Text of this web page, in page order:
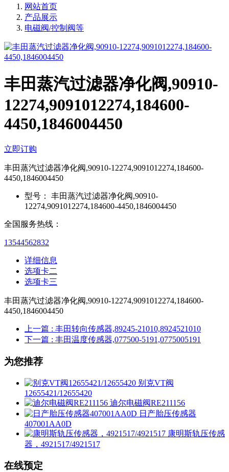
网站首页
产品展示
电磁阀/控制阀等
丰田蒸汽过滤器净化阀,90910-
12274,9091012274,184600-
4450,1846004450
立即订购
丰田蒸汽过滤器净化阀,90910-12274,9091012274,184600-
4450,1846004450
型号：
丰田蒸汽过滤器净化阀,90910-
12274,9091012274,184600-4450,1846004450
全国服务热线：
13544562832
详细信息
选项卡二
选项卡三
丰田蒸汽过滤器净化阀,90910-12274,9091012274,184600-
4450,1846004450
上一篇 : 丰田转向传感器,89245-21010,8924521010
下一篇 : 丰田温度传感器,077500-5191,0775005191
为您推荐
别克VT阀
12655421/12655420
迪尔电磁阀RE211156
日产胎压传感器
407001AA0D
康明斯轨压传感
器，4921517/4921517
在线预定